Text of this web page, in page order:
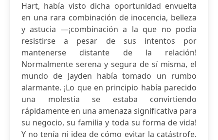
Hart, había visto dicha oportunidad envuelta
en una rara combinación de inocencia, belleza
y astucia —¡combinación a la que no podía
resistirse a pesar de sus intentos por
mantenerse distante de la relación!
Normalmente serena y segura de sí misma, el
mundo de Jayden había tomado un rumbo
alarmante. ¡Lo que en principio había parecido
una molestia se estaba convirtiendo
rápidamente en una amenaza significativa para
su negocio, su familia y toda su forma de vida!
Y no tenía ni idea de cómo evitar la catástrofe.